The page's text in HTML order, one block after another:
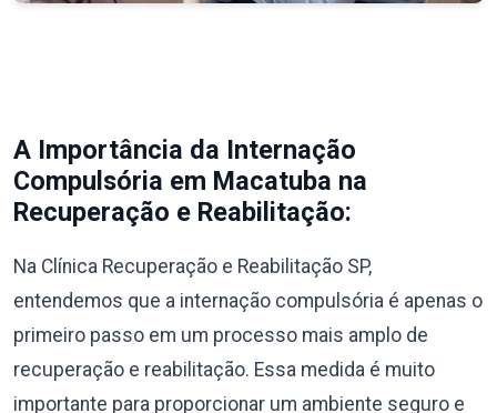
A Importância da Internação
Compulsória em Macatuba na
Recuperação e Reabilitação:
Na Clínica Recuperação e Reabilitação SP,
entendemos que a internação compulsória é apenas o
primeiro passo em um processo mais amplo de
recuperação e reabilitação. Essa medida é muito
importante para proporcionar um ambiente seguro e